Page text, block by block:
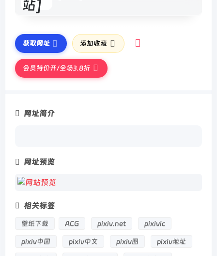
获取网址 添加收藏
会员特价开/全场3.8折
网址简介
网址预览
相关标签
壁纸下载 ACG pixiv.net pixivic
pixiv中国 pixiv中文 pixiv图 pixiv地址